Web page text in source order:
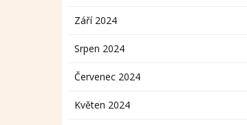
Září 2024
Srpen 2024
Červenec 2024
Květen 2024